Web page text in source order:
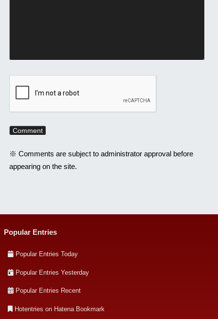
※ Comments are subject to administrator approval before
appearing on the site.
Popular Entries
Popular Entries Today
Popular Entries Yesterday
Popular Entries Recent
Hotentries on Hatena Bookmark